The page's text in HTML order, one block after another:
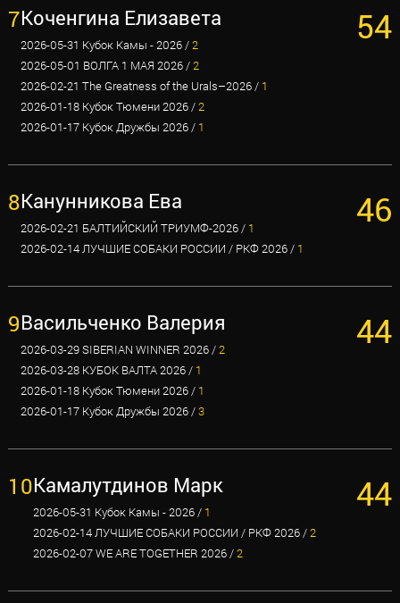
7Коченгина Елизавета
2026-05-31 Кубок Камы - 2026 /2
2026-05-01 ВОЛГА 1 МАЯ 2026 /2
2026-02-21 The Greatness of the Urals–2026 / 1
2026-01-18 Кубок Тюмени 2026 /2
2026-01-17 Кубок Дружбы 2026 / 1
54
8Канунникова Ева
2026-02-21 БАЛТИЙСКИЙ ТРИУМФ-2026 / 1
2026-02-14 ЛУЧШИЕ СОБАКИ РОССИИ / РКФ 2026 / 1
46
9Васильченко Валерия
2026-03-29 SIBERIAN WINNER 2026 /2
2026-03-28 КУБОК ВАЛТА 2026 / 1
2026-01-18 Кубок Тюмени 2026 / 1
2026-01-17 Кубок Дружбы 2026 /3
44
10Камалутдинов Марк
2026-05-31 Кубок Камы - 2026 / 1
2026-02-14 ЛУЧШИЕ СОБАКИ РОССИИ / РКФ 2026 /2
2026-02-07 WE ARE TOGETHER 2026 /2
44